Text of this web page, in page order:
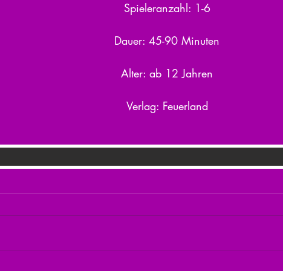
Spieleranzahl: 1-6
Dauer: 45-90 Minuten
Alter: ab 12 Jahren
Verlag: Feuerland